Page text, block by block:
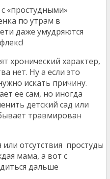
«простудными»
по утрам в
даже умудряются
хронический характер,
нет. Ну а если это
искать причину.
ее сам, но иногда
детский сад или
травмирован
отсутствия простуды
мама, а вот с
дальше